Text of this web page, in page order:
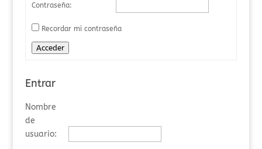
Contraseña:
Recordar mi contraseña
Acceder
Entrar
Nombre
de
usuario: